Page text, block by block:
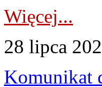
Więcej...
28 lipca
Komunikat